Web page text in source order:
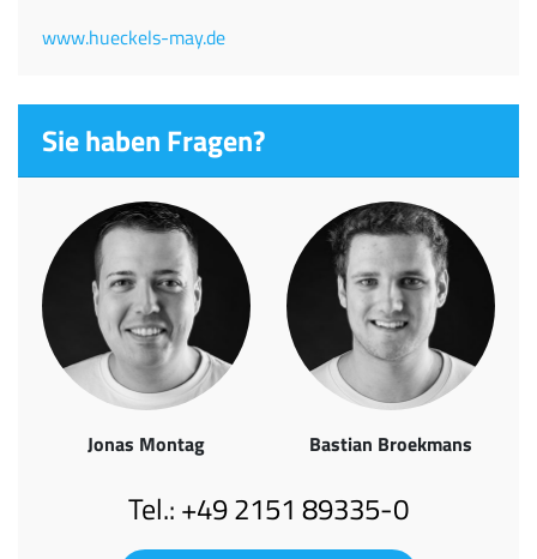
www.hueckels-may.de
Sie haben Fragen?
Jonas Montag Bastian Broekmans
Tel.: +49 2151 89335-0